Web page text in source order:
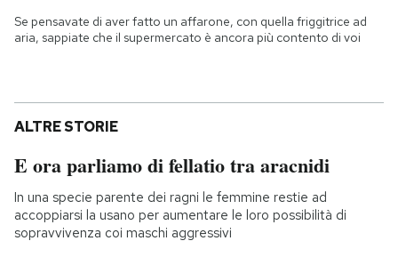
Se pensavate di aver fatto un affarone, con quella friggitrice ad
aria, sappiate che il supermercato è ancora più contento di voi
ALTRE STORIE
E ora parliamo di fellatio tra aracnidi
In una specie parente dei ragni le femmine restie ad
accoppiarsi la usano per aumentare le loro possibilità di
sopravvivenza coi maschi aggressivi